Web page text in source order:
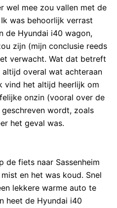
wel mee zou vallen met de
was behoorlijk verrast
de Hyundai i40 wagon,
zijn (mijn conclusie reeds
verwacht. Wat dat betreft
overal wat achteraan
vind het altijd heerlijk om
onzin (vooral over de
wordt, zoals
het geval was.
de fiets naar Sassenheim
en het was koud. Snel
lekkere warme auto te
heet de Hyundai i40